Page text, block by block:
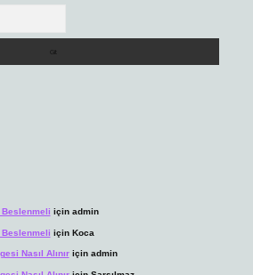
Beslenmeli için admin
Beslenmeli için Koca
Nasıl Alınıriçin admin